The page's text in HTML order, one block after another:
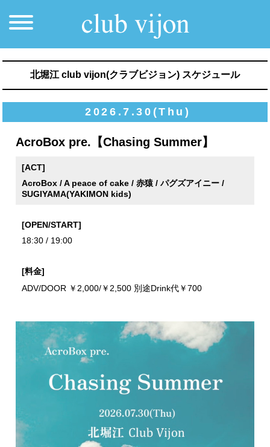
北堀江 club vijon(クラブビジョン) スケジュール
2026.7.30(Thu)
AcroBox pre.【Chasing Summer】
[ACT]
AcroBox / A peace of cake / 赤猿 / パグズアイニー /
SUGIYAMA(YAKIMON kids)
[OPEN/START]
18:30 / 19:00
[料金]
ADV/DOOR ￥2,000/￥2,500 別途Drink代￥700